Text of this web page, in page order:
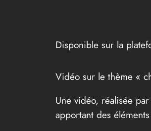
Disponible sur la
Vidéo sur le thème «
Une vidéo, réalisée
apportant des